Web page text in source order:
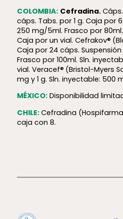
COLOMBIA: Cefradina.
cáps. Tabs. por 1 g. Caja por
250 mg/5ml. Frasco por 80ml.
Caja por un vial. Cefrakov®
Caja por 24 cáps.
Frasco por 100ml. Sln.
vial. Veracef® (Bristol-Myers
mg y 1 g. Sln. inyectable: 500
MÉXICO:Disponibilidad
CHILE:Cefradina
caja con 8.